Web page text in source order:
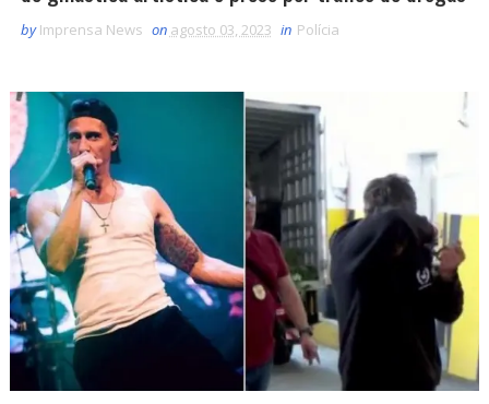
by Imprensa News on agosto 03, 2023 in Polícia